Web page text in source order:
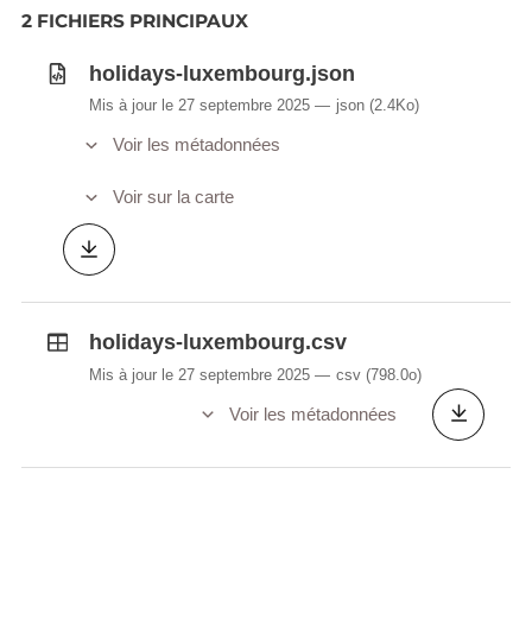
2 FICHIERS PRINCIPAUX
holidays-luxembourg.json
Mis à jour le 27 septembre 2025 json (2.4Ko)
Voir les métadonnées
Voir sur la carte
holidays-luxembourg.csv
Mis à jour le 27 septembre 2025 csv (798.0o)
Voir les métadonnées